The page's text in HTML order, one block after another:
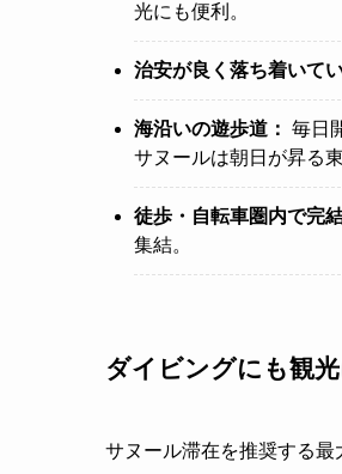
光にも便利。
治安が良く落ち着いて
海沿いの遊歩道： 毎日
サヌールは朝日が昇る
徒歩・自転車圏内で完結
集結。
ダイビングにも観
サヌール滞在を推奨する最